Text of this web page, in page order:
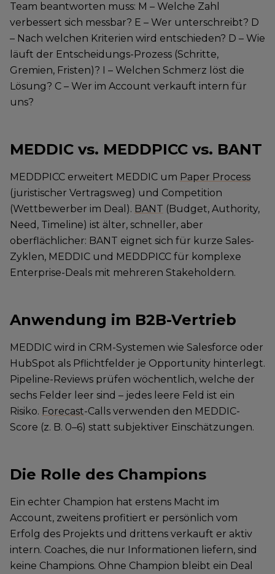
Team beantworten muss: M – Welche Zahl
verbessert sich messbar? E – Wer unterschreibt? D
– Nach welchen Kriterien wird entschieden? D – Wie
läuft der Entscheidungs-Prozess (Schritte,
Gremien, Fristen)? I – Welchen Schmerz löst die
Lösung? C – Wer im Account verkauft intern für
uns?
MEDDIC vs. MEDDPICC vs. BANT
MEDDPICC erweitert MEDDIC um Paper Process
(juristischer Vertragsweg) und Competition
(Wettbewerber im Deal). BANT (Budget, Authority,
Need, Timeline) ist älter, schneller, aber
oberflächlicher: BANT eignet sich für kurze Sales-
Zyklen, MEDDIC und MEDDPICC für komplexe
Enterprise-Deals mit mehreren Stakeholdern.
Anwendung im B2B-Vertrieb
MEDDIC wird in CRM-Systemen wie Salesforce oder
HubSpot als Pflichtfelder je Opportunity hinterlegt.
Pipeline-Reviews prüfen wöchentlich, welche der
sechs Felder leer sind – jedes leere Feld ist ein
Risiko. Forecast-Calls verwenden den MEDDIC-
Score (z. B. 0–6) statt subjektiver Einschätzungen.
Die Rolle des Champions
Ein echter Champion hat erstens Macht im
Account, zweitens profitiert er persönlich vom
Erfolg des Projekts und drittens verkauft er aktiv
intern. Coaches, die nur Informationen liefern, sind
keine Champions. Ohne Champion bleibt ein Deal